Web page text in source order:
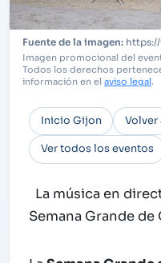
Imagen promocional del
Todos los derechos
información en el aviso legal.
Inicio Gijon Volver
Ver todos los eventos
La música en
Semana Grande de